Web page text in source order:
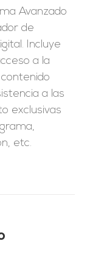
Avanzado
de
Incluye
a la
a las
exclusivas
etc.